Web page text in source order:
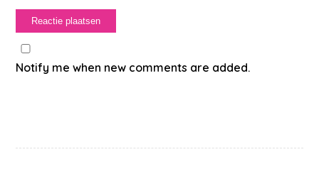
Notify me when new comments are added.